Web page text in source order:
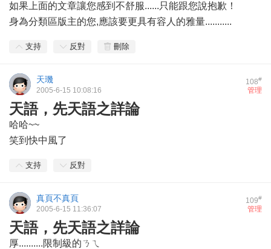
如果上面的文章讓您感到不舒服......只能跟您說抱歉！
身為分類區版主的您,應該要更具有容人的雅量...........
支持 反對 刪除
108#
天璣
管理
2005-6-15 10:08:16
天語，先天語之詳論
哈哈~~
笑到快中風了
支持 反對
109#
真頁不真頁
管理
2005-6-15 11:36:07
天語，先天語之詳論
厚..........限制級的ㄋㄟ